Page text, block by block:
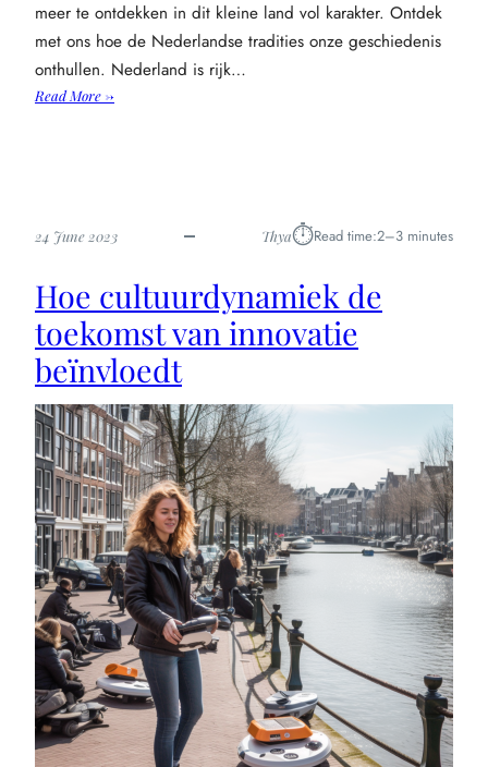
meer te ontdekken in dit kleine land vol karakter. Ontdek
met ons hoe de Nederlandse tradities onze geschiedenis
onthullen. Nederland is rijk…
Read More →:
nederlandse
onthullen
onze
geschiedenis
24 June 2023 Thya⏱︎Read time:2–3 minutes
Hoe cultuurdynamiek de
toekomst van innovatie
beïnvloedt